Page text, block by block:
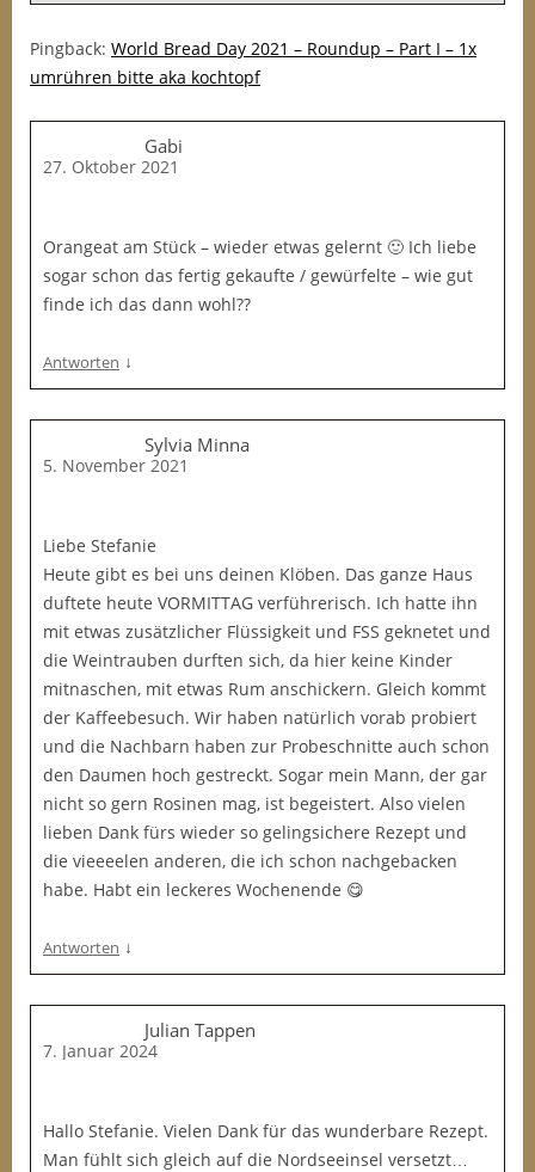
Pingback: World Bread Day 2021 – Roundup – Part I – 1x
umrühren bitte aka kochtopf
Gabi
27. Oktober 2021
Orangeat am Stück – wieder etwas gelernt 🙂 Ich liebe
sogar schon das fertig gekaufte / gewürfelte – wie gut
finde ich das dann wohl??
Antworten ↓
Sylvia Minna
5. November 2021
Liebe Stefanie
Heute gibt es bei uns deinen Klöben. Das ganze Haus
duftete heute VORMITTAG verführerisch. Ich hatte ihn
mit etwas zusätzlicher Flüssigkeit und FSS geknetet und
die Weintrauben durften sich, da hier keine Kinder
mitnaschen, mit etwas Rum anschickern. Gleich kommt
der Kaffeebesuch. Wir haben natürlich vorab probiert
und die Nachbarn haben zur Probeschnitte auch schon
den Daumen hoch gestreckt. Sogar mein Mann, der gar
nicht so gern Rosinen mag, ist begeistert. Also vielen
lieben Dank fürs wieder so gelingsichere Rezept und
die vieeeelen anderen, die ich schon nachgebacken
habe. Habt ein leckeres Wochenende 😋
Antworten ↓
Julian Tappen
7. Januar 2024
Hallo Stefanie. Vielen Dank für das wunderbare Rezept.
Man fühlt sich gleich auf die Nordseeinsel versetzt…